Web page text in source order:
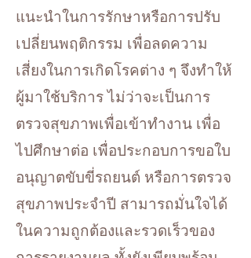
แนะนำในการรักษาหรือการปรับ
เปลี่ยนพฤติกรรม เพื่อลดความ
เสี่ยงในการเกิดโรคต่าง ๆ จึงทำให้
ผู้มาใช้บริการ ไม่ว่าจะเป็นการ
ตรวจสุขภาพเพื่อเข้าทำงาน เพื่อ
ไปศึกษาต่อ เพื่อประกอบการขอใบ
อนุญาตขับขี่รถยนต์ หรือการตรวจ
สุขภาพประจำปี สามารถมั่นใจได้
ในความถูกต้องและรวดเร็วของ